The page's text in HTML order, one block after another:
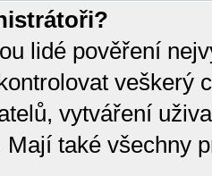
lidé pověření
veškerý
vytváření
Mají také všechny